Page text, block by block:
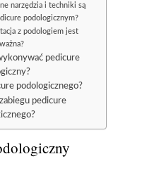
narzędzia i techniki są
podologicznym?
z podologiem jest
ważna?
pedicure
podologicznego?
pedicure